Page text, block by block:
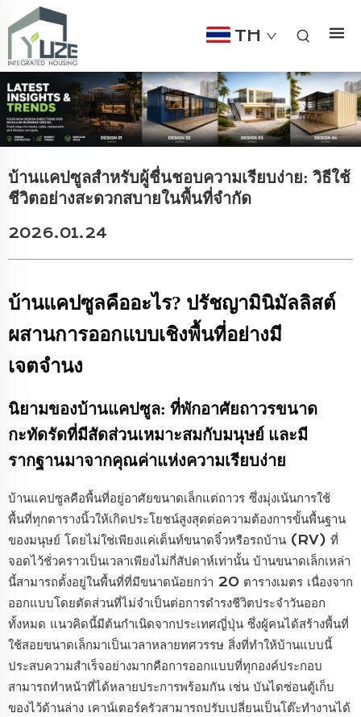
TH
บ้านแคปซูลสำหรับผู้ชื่นชอบความเรียบง่าย: วิธีใช้
ชีวิตอย่างสะดวกสบายในพื้นที่จำกัด
2026.01.24
บ้านแคปซูลคืออะไร? ปรัชญามินิมัลลิสต์
ผสานการออกแบบเชิงพื้นที่อย่างมี
เจตจำนง
นิยามของบ้านแคปซูล: ที่พักอาศัยถาวรขนาด
กะทัดรัดที่มีสัดส่วนเหมาะสมกับมนุษย์ และมี
รากฐานมาจากคุณค่าแห่งความเรียบง่าย
บ้านแคปซูลคือพื้นที่อยู่อาศัยขนาดเล็กแต่ถาวร ซึ่งมุ่งเน้นการใช้
พื้นที่ทุกตารางนิ้วให้เกิดประโยชน์สูงสุดต่อความต้องการขั้นพื้นฐาน
ของมนุษย์ โดยไม่ใช่เพียงแค่เต็นท์ขนาดจิ๋วหรือรถบ้าน (RV) ที่
จอดไว้ชั่วคราวเป็นเวลาเพียงไม่กี่สัปดาห์เท่านั้น บ้านขนาดเล็กเหล่า
นี้สามารถตั้งอยู่ในพื้นที่ที่มีขนาดน้อยกว่า 20 ตารางเมตร เนื่องจาก
ออกแบบโดยตัดส่วนที่ไม่จำเป็นต่อการดำรงชีวิตประจำวันออก
ทั้งหมด แนวคิดนี้มีต้นกำเนิดจากประเทศญี่ปุ่น ซึ่งผู้คนได้สร้างพื้นที่
ใช้สอยขนาดเล็กมาเป็นเวลาหลายทศวรรษ สิ่งที่ทำให้บ้านแบบนี้
ประสบความสำเร็จอย่างมากคือการออกแบบที่ทุกองค์ประกอบ
สามารถทำหน้าที่ได้หลายประการพร้อมกัน เช่น บันไดซ่อนตู้เก็บ
ของไว้ด้านล่าง เคาน์เตอร์ครัวสามารถปรับเปลี่ยนเป็นโต๊ะทำงานได้